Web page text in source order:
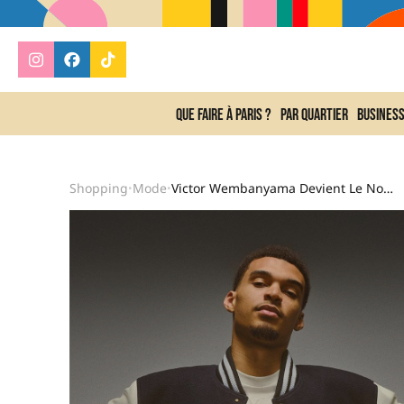
Que faire à Paris ? Par quartier Business
Shopping•Mode• Victor Wembanyama Devient Le Nouvel Ambassadeur Louis Vuitton